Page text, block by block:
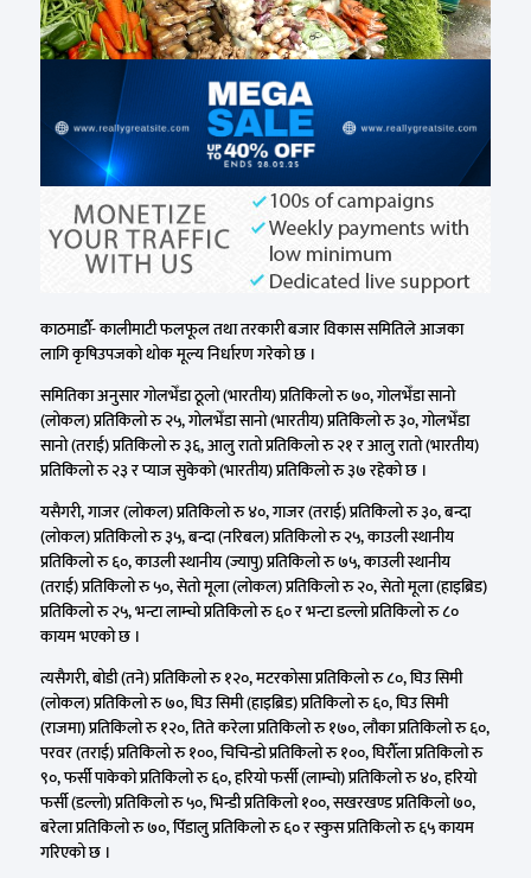
काठमाडौँ- कालीमाटी फलफूल तथा तरकारी बजार विकास समितिले आजका
लागि कृषिउपजको थोक मूल्य निर्धारण गरेको छ ।
समितिका अनुसार गोलभेँडा ठूलो (भारतीय) प्रतिकिलो रु ७०, गोलभेँडा सानो
(लोकल) प्रतिकिलो रु २५, गोलभेँडा सानो (भारतीय) प्रतिकिलो रु ३०, गोलभेँडा
सानो (तराई) प्रतिकिलो रु ३६, आलु रातो प्रतिकिलो रु २१ र आलु रातो (भारतीय)
प्रतिकिलो रु २३ र प्याज सुकेको (भारतीय) प्रतिकिलो रु ३७ रहेको छ ।
यसैगरी, गाजर (लोकल) प्रतिकिलो रु ४०, गाजर (तराई) प्रतिकिलो रु ३०, बन्दा
(लोकल) प्रतिकिलो रु ३५, बन्दा (नरिबल) प्रतिकिलो रु २५, काउली स्थानीय
प्रतिकिलो रु ६०, काउली स्थानीय (ज्यापु) प्रतिकिलो रु ७५, काउली स्थानीय
(तराई) प्रतिकिलो रु ५०, सेतो मूला (लोकल) प्रतिकिलो रु २०, सेतो मूला (हाइब्रिड)
प्रतिकिलो रु २५, भन्टा लाम्चो प्रतिकिलो रु ६० र भन्टा डल्लो प्रतिकिलो रु ८०
कायम भएको छ ।
त्यसैगरी, बोडी (तने) प्रतिकिलो रु १२०, मटरकोसा प्रतिकिलो रु ८०, घिउ सिमी
(लोकल) प्रतिकिलो रु ७०, घिउ सिमी (हाइब्रिड) प्रतिकिलो रु ६०, घिउ सिमी
(राजमा) प्रतिकिलो रु १२०, तिते करेला प्रतिकिलो रु १७०, लौका प्रतिकिलो रु ६०,
परवर (तराई) प्रतिकिलो रु १००, चिचिन्डो प्रतिकिलो रु १००, घिरौँला प्रतिकिलो रु
९०, फर्सी पाकेको प्रतिकिलो रु ६०, हरियो फर्सी (लाम्चो) प्रतिकिलो रु ४०, हरियो
फर्सी (डल्लो) प्रतिकिलो रु ५०, भिन्डी प्रतिकिलो १००, सखरखण्ड प्रतिकिलो ७०,
बरेला प्रतिकिलो रु ७०, पिँडालु प्रतिकिलो रु ६० र स्कुस प्रतिकिलो रु ६५ कायम
गरिएको छ ।